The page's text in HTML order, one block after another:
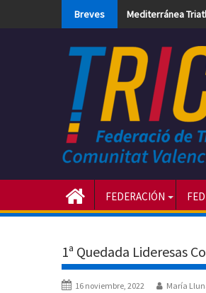
Breves Mediterránea
FEDERACIÓN
1ª Quedada Lideresas
16 noviembre, 2022 María